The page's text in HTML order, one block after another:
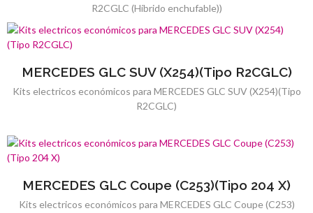
R2CGLC (Híbrido enchufable))
MERCEDES GLC SUV (X254)(Tipo R2CGLC)
Kits electricos económicos para MERCEDES GLC SUV (X254)(Tipo
R2CGLC)
MERCEDES GLC Coupe (C253)(Tipo 204 X)
Kits electricos económicos para MERCEDES GLC Coupe (C253)